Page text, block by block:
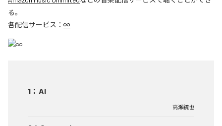
る。
各配信サービス： ∞
1 ： AI
高瀬統也